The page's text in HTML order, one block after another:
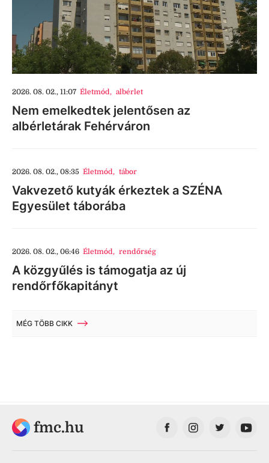
2026. 08. 02., 11:07 Életmód, albérlet
Nem emelkedtek jelentősen az
albérletárak Fehérváron
2026. 08. 02., 08:35 Életmód, tábor
Vakvezető kutyák érkeztek a SZÉNA
Egyesület táborába
2026. 08. 02., 06:46 Életmód, rendőrség
A közgyűlés is támogatja az új
rendőrfőkapitányt
MÉG TÖBB CIKK
fmc.hu